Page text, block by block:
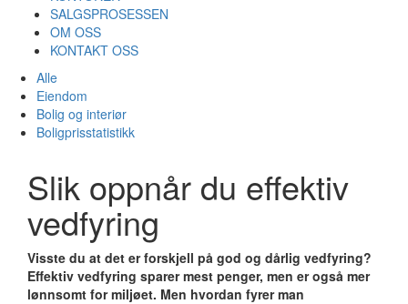
SALGSPROSESSEN
OM OSS
KONTAKT OSS
Alle
Eiendom
Bolig og interiør
Boligprisstatistikk
Slik oppnår du effektiv
vedfyring
Visste du at det er forskjell på god og dårlig vedfyring?
Effektiv vedfyring sparer mest penger, men er også mer
lønnsomt for miljøet. Men hvordan fyrer man